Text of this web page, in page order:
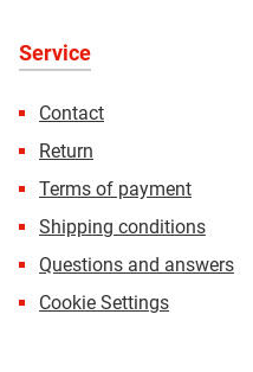
Service
Contact
Return
Terms of payment
Shipping conditions
Questions and answers
Cookie Settings